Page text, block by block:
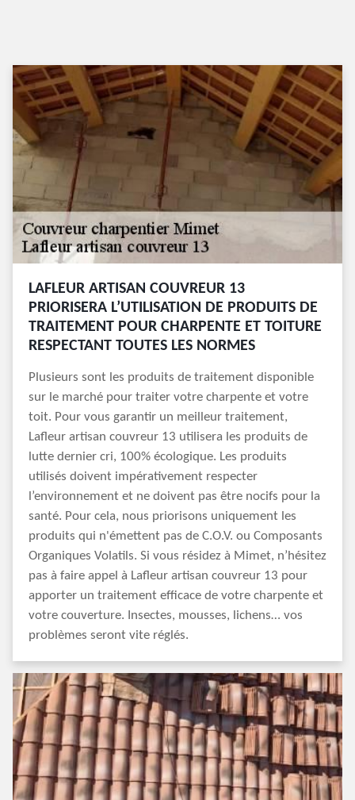
LAFLEUR ARTISAN COUVREUR 13
PRIORISERA L’UTILISATION DE PRODUITS DE
TRAITEMENT POUR CHARPENTE ET TOITURE
RESPECTANT TOUTES LES NORMES
Plusieurs sont les produits de traitement disponible
sur le marché pour traiter votre charpente et votre
toit. Pour vous garantir un meilleur traitement,
Lafleur artisan couvreur 13 utilisera les produits de
lutte dernier cri, 100% écologique. Les produits
utilisés doivent impérativement respecter
l’environnement et ne doivent pas être nocifs pour la
santé. Pour cela, nous priorisons uniquement les
produits qui n'émettent pas de C.O.V. ou Composants
Organiques Volatils. Si vous résidez à Mimet, n’hésitez
pas à faire appel à Lafleur artisan couvreur 13 pour
apporter un traitement efficace de votre charpente et
votre couverture. Insectes, mousses, lichens… vos
problèmes seront vite réglés.